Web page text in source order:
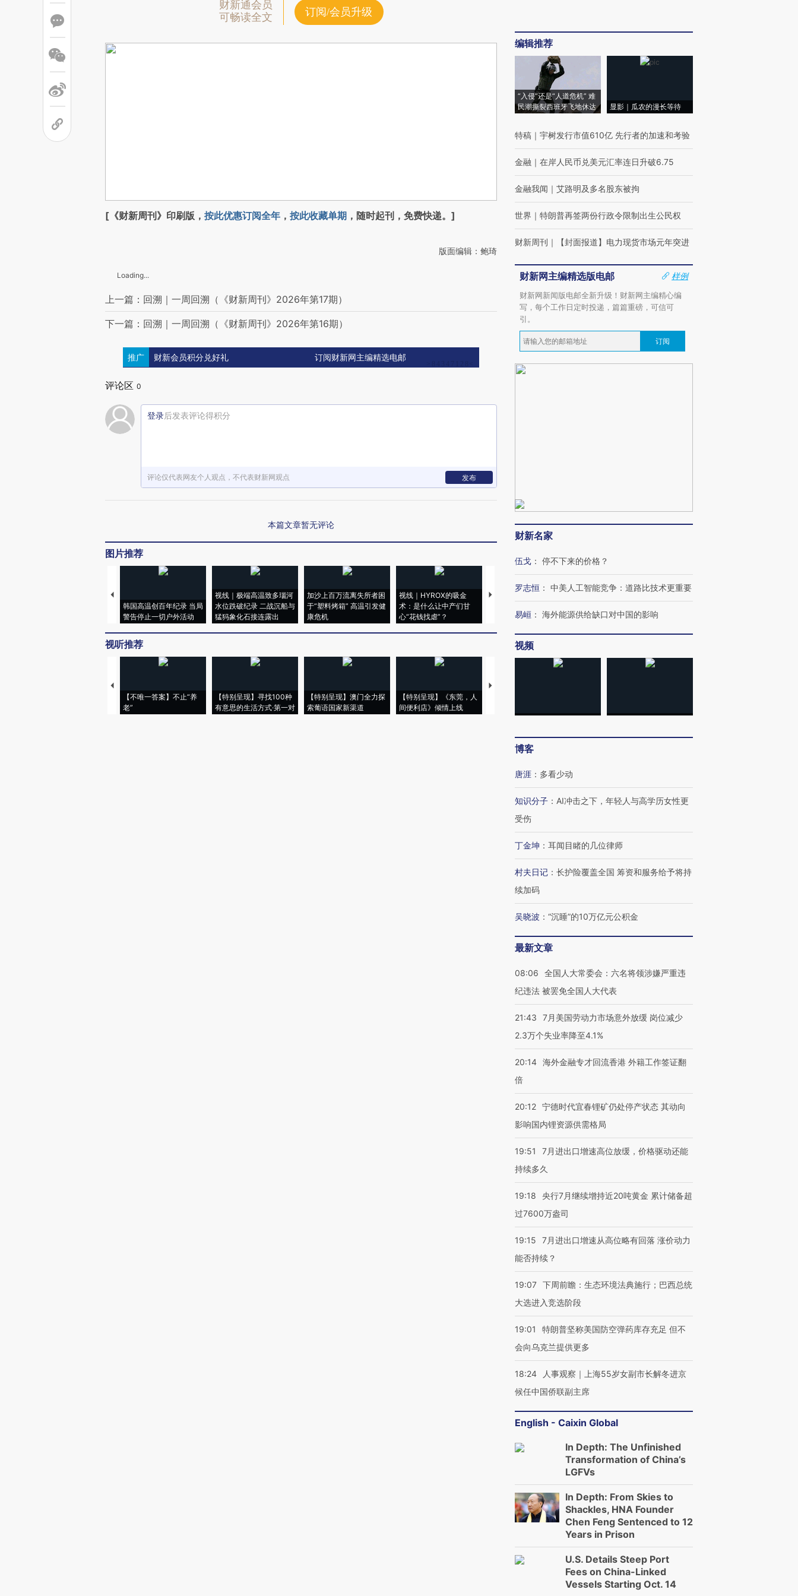
财新通会员
可畅读全文
订阅/会员升级
[《财新周刊》印刷版， 按此优惠订阅全年 ， 按此收藏单期 ，随时起刊，免费快递。]
版面编辑：鲍琦
Loading...
上一篇：回溯｜一周回溯（《财新周刊》2026年第17期）
下一篇：回溯｜一周回溯（《财新周刊》2026年第16期）
推广 财新会员积分兑好礼 订阅财新网主编精选电邮
评论区 0
登录后发表评论得积分
评论仅代表网友个人观点，不代表财新网观点 发布
本篇文章暂无评论
图片推荐
韩国高温创百年纪录 当局
警告停止一切户外活动
视线｜极端高温致多瑙河
水位跌破纪录 二战沉船与
猛犸象化石接连露出
加沙上百万流离失所者困
于“塑料烤箱” 高温引发健
康危机
视线｜HYROX的吸金
术：是什么让中产们甘
心“花钱找虐”？
马航飞行员跨国走私7万
育部长拱下台
视听推荐
【不唯一答案】不止“养
老”
【特别呈现】寻找100种
有意思的生活方式·第一对
【特别呈现】澳门全力探
索葡语国家新渠道
【特别呈现】《东莞，人
间便利店》倾情上线
【推广】走进第四届链博
编辑推荐
“入侵”还是“人道危机” 难
民潮撕裂西班牙飞地休达
显影｜瓜农的漫长等待
特稿 ｜ 宇树发行市值610亿 先行者的加速和考验
金融 ｜ 在岸人民币兑美元汇率连日升破6.75
金融我闻 ｜ 艾路明及多名股东被拘
世界 ｜ 特朗普再签两份行政令限制出生公民权
财新周刊 ｜ 【封面报道】电力现货市场元年突进
财新网主编精选版电邮
样例
财新网新闻版电邮全新升级！财新网主编精心编
写，每个工作日定时投递，篇篇重磅，可信可
引。
订阅
财新名家
伍戈 ： 停不下来的价格？
罗志恒 ： 中美人工智能竞争：道路比技术更重要
易峘 ： 海外能源供给缺口对中国的影响
视频
博客
唐涯 ： 多看少动
知识分子 ： AI冲击之下，年轻人与高学历女性更
受伤
丁金坤 ： 耳闻目睹的几位律师
村夫日记 ： 长护险覆盖全国 筹资和服务给予将持
续加码
吴晓波 ： “沉睡”的10万亿元公积金
最新文章
08:06
全国人大常委会：六名将领涉嫌严重违
纪违法 被罢免全国人大代表
21:43
7月美国劳动力市场意外放缓 岗位减少
2.3万个失业率降至4.1%
20:14 海外金融专才回流香港 外籍工作签证翻
倍
20:12 宁德时代宜春锂矿仍处停产状态 其动向
影响国内锂资源供需格局
19:51
7月进出口增速高位放缓，价格驱动还能
持续多久
19:18
央行7月继续增持近20吨黄金 累计储备超
过7600万盎司
19:15
7月进出口增速从高位略有回落 涨价动力
能否持续？
19:07 下周前瞻：生态环境法典施行；巴西总统
大选进入竞选阶段
19:01
特朗普坚称美国防空弹药库存充足 但不
会向乌克兰提供更多
18:24
人事观察｜上海55岁女副市长解冬进京
候任中国侨联副主席
English - Caixin Global
In Depth: The Unfinished
Transformation of China’s
LGFVs
In Depth: From Skies to
Shackles, HNA Founder
Chen Feng Sentenced to 12
Years in Prison
U.S. Details Steep Port
Fees on China-Linked
Vessels Starting Oct. 14